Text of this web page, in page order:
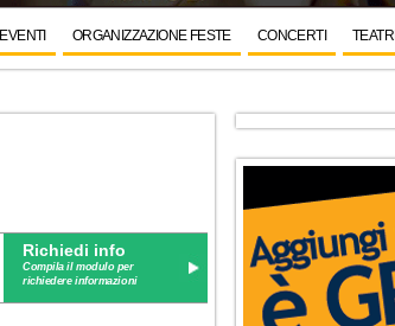
EVENTI ORGANIZZAZIONE FESTE CONCERTI TEATRI
Richiedi info
Compila il modulo per
richiedere informazioni